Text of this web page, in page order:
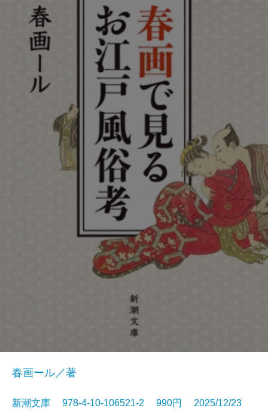
春画ール／著
新潮文庫 978-4-10-106521-2 990円 2025/12/23